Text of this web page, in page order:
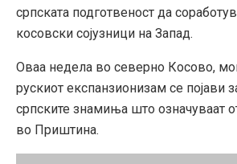
српската подготвеност да
косовски сојузници на Запад.
Оваа недела во северно Косово,
рускиот експанзионизам се појави
српските знамиња што означуваат
во Приштина.